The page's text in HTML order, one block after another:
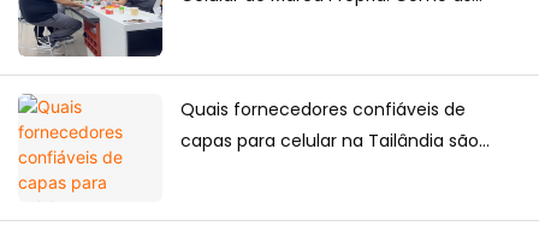
Quais fornecedores confiáveis ​​de
capas para celular na Tailândia são